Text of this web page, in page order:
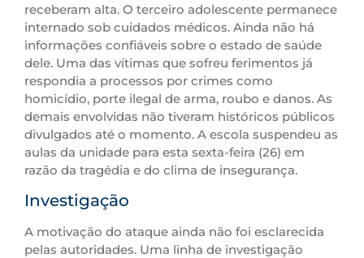
receberam alta. O terceiro adolescente permanece
internado sob cuidados médicos. Ainda não há
informações confiáveis sobre o estado de saúde
dele. Uma das vítimas que sofreu ferimentos já
respondia a processos por crimes como
homicídio, porte ilegal de arma, roubo e danos. As
demais envolvidas não tiveram históricos públicos
divulgados até o momento. A escola suspendeu as
aulas da unidade para esta sexta-feira (26) em
razão da tragédia e do clima de insegurança.
Investigação
A motivação do ataque ainda não foi esclarecida
pelas autoridades. Uma linha de investigação